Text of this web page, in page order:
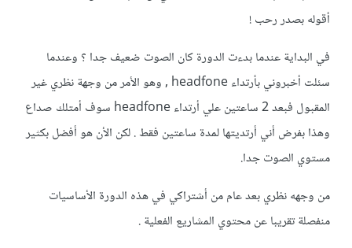
أقوله بصدر رحب !
في البداية عندما بدءت الدورة كان الصوت ضعيف جدا ؟ وعندما
سئلت أخبروني بأرتداء headfone , وهو الأمر من وجهة نظري غير
المقبول فبعد 2 ساعتين علي أرتداء headfone سوف أمتلك صداع
وهذا بفرض أني أرتديتها لمدة ساعتين فقط . لكن الأن هو أفضل بكثير
مستوي الصوت جدا.
من وجهه نظري بعد عام من أشتراكي في هذه الدورة الأساسيات
منفصلة تقريبا عن محتوي المشاريع الفعلية .